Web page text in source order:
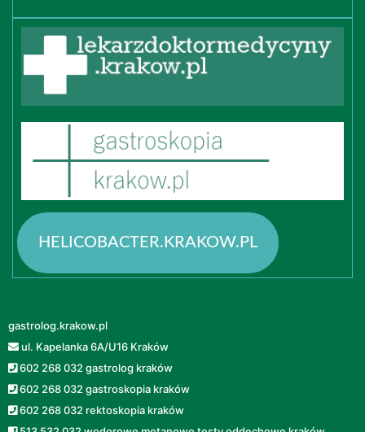
HELICOBACTER.KRAKOW.PL
gastrolog.krakow.pl
ul. Kapelanka 6A/U16 Kraków
602 268 032 gastrolog kraków
602 268 032 gastroskopia kraków
602 268 032 rektoskopia kraków